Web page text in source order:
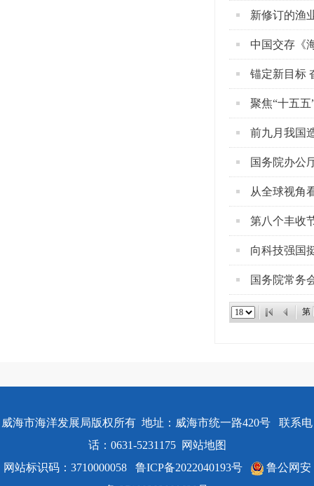
新修订的渔
中国交存《
锚定新目标
聚焦“十五
前九月我国
国务院办公
从全球视角
第八个丰收
向科技强国
国务院常务
第
威海市海洋发展局版权所有 地址：威海市统一路420号 联系电
话：0631-5231175 网站地图
网站标识码：3710000058 鲁ICP备2022040193号
鲁公网安